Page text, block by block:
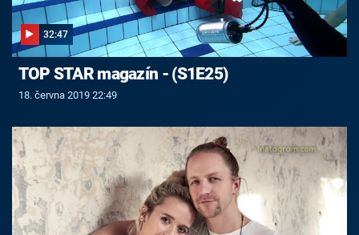
32:47
TOP STAR magazín - (S1E25)
18. června 2019 22:49